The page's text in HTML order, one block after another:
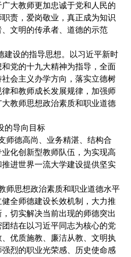
大教师更加忠诚于党和人民的
责，爱岗敬业，真正成为知识
文明的传承者、道德的示范
建设的指导思想。以习近平新时
党的十九大精神为指导，全面
会主义办学方向，落实立德树
和教师成长发展规律，加强师
教师思想政治素质和职业道德
的导向目标
师德高尚、业务精湛、结构合
化创新型教师队伍，为实现高
进世界一流大学建设提供坚实
师思想政治素质和职业道德水平
全师德建设长效机制，大力推
切实解决当前出现的师德突出
结在以习近平同志为核心的党
优质施教、廉洁从教、文明执
烈的职业光荣感、历史使命感